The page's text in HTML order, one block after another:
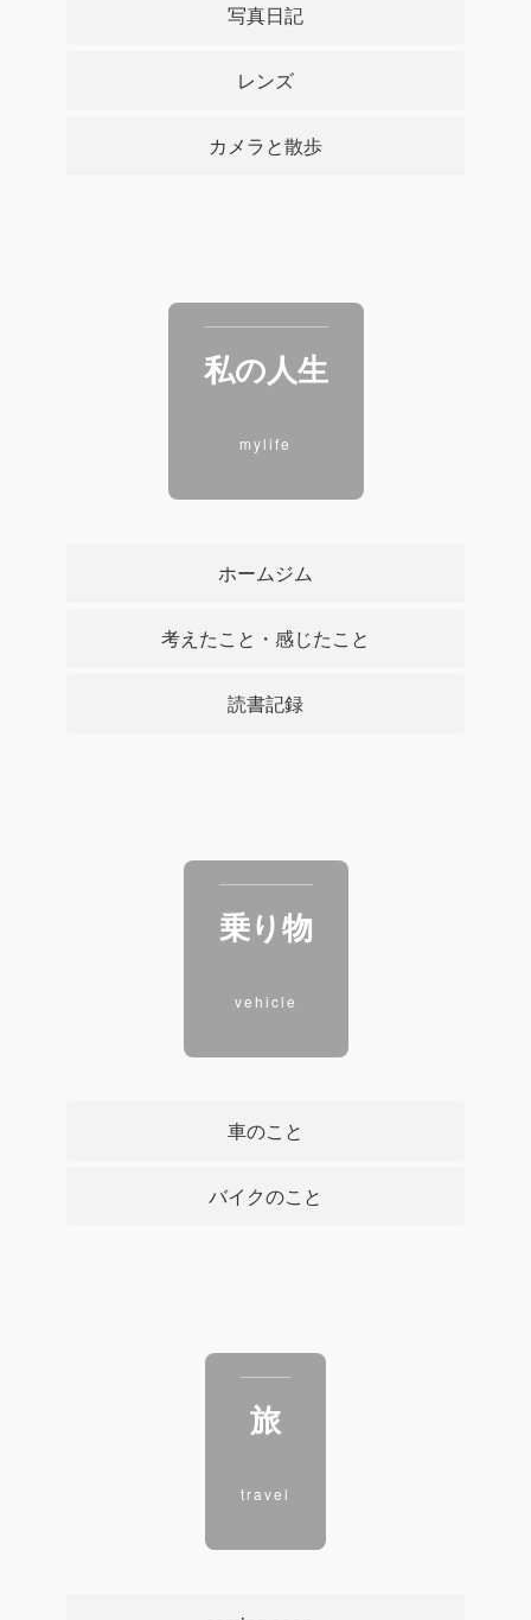
写真日記
レンズ
カメラと散歩
私の人生
mylife
ホームジム
考えたこと・感じたこと
読書記録
乗り物
vehicle
車のこと
バイクのこと
旅
travel